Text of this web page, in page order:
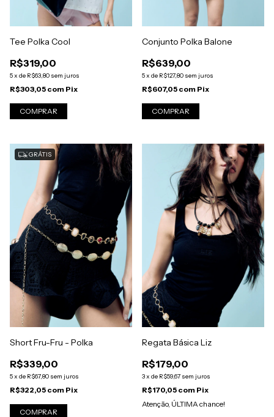
Tee Polka Cool
R$319,00
5x de R$63,80 sem juros
R$303,05 com Pix
COMPRAR
Conjunto Polka Balone
R$639,00
5x de R$127,80 sem juros
R$607,05 com Pix
COMPRAR
1/3
GRÁTIS
Short Fru-Fru - Polka
R$339,00
5x de R$67,80 sem juros
R$322,05 com Pix
COMPRAR
1/2
Regata Básica Liz
R$179,00
3x de R$59,67 sem juros
R$170,05 com Pix
Atenção, ÚLTIMA chance!